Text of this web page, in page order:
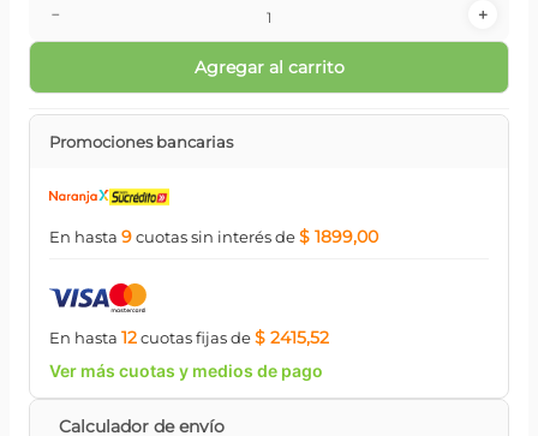
＋
－
Agregar al carrito
Promociones bancarias
En hasta 9cuotassin interésde$ 1899,00
En hasta 12cuotasfijasde$ 2415,52
Ver más cuotas y medios de pago